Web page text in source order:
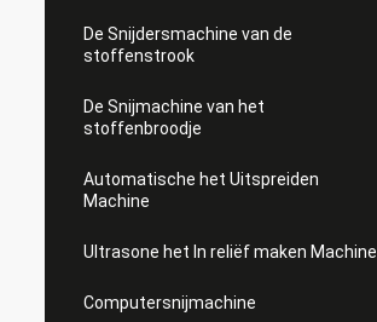
De Snijdersmachine van de
stoffenstrook
De Snijmachine van het
stoffenbroodje
Automatische het Uitspreiden
Machine
Ultrasone het In reliëf maken Machine
Computersnijmachine